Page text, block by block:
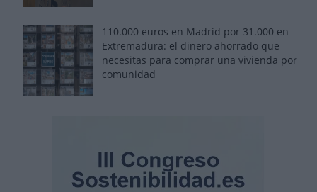
110.000 euros en Madrid por 31.000 en
Extremadura: el dinero ahorrado que
necesitas para comprar una vivienda por
comunidad